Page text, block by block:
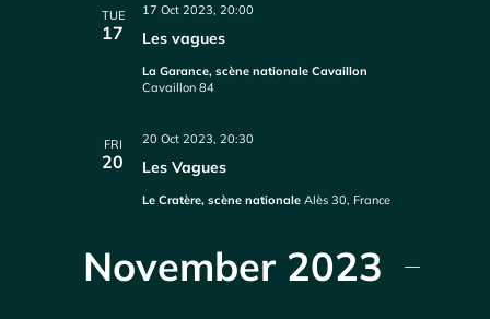
TUE
17 Les vagues
17 Oct 2023, 20:00
La Garance, scène nationale Cavaillon
Cavaillon 84
FRI
20 Les Vagues
20 Oct 2023, 20:30
Le Cratère, scène nationaleAlès 30, France
November 2023